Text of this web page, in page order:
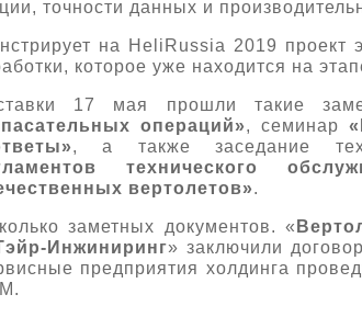
точности данных и
на HeliRussia 2019 проект
которое уже находится на
17 мая прошли такие
операций», семинар
, а также заседание
технического
вертолетов».
заметных документов. «
Инжиниринг» заключили
предприятия холдинга